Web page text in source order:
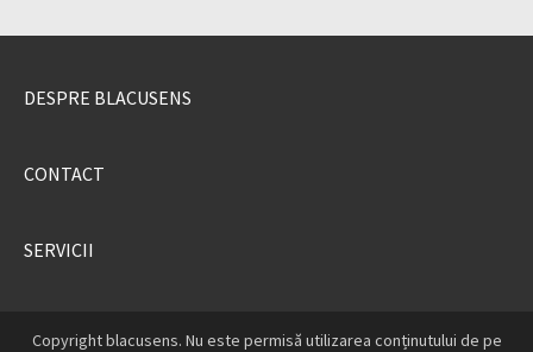
DESPRE BLACUSENS
CONTACT
SERVICII
Copyright blacusens. Nu este permisă utilizarea conținutului de pe